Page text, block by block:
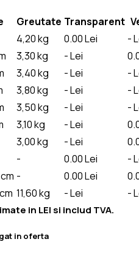
Greutate Transparent
4,20 kg 0.00Lei -
3,30 kg -Lei
3,40 kg -Lei -
3,80 kg -Lei -
3,50 kg -Lei -
3,10 kg -Lei
3,00 kg -Lei
- 0.00Lei -
- 0.00Lei
11,60 kg -Lei -
in LEI si includ TVA.
in oferta